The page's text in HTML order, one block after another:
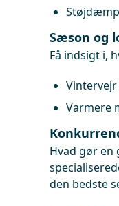
Sæson og
Få indsigt i,
Varmere
Hvad gør en
den bedste